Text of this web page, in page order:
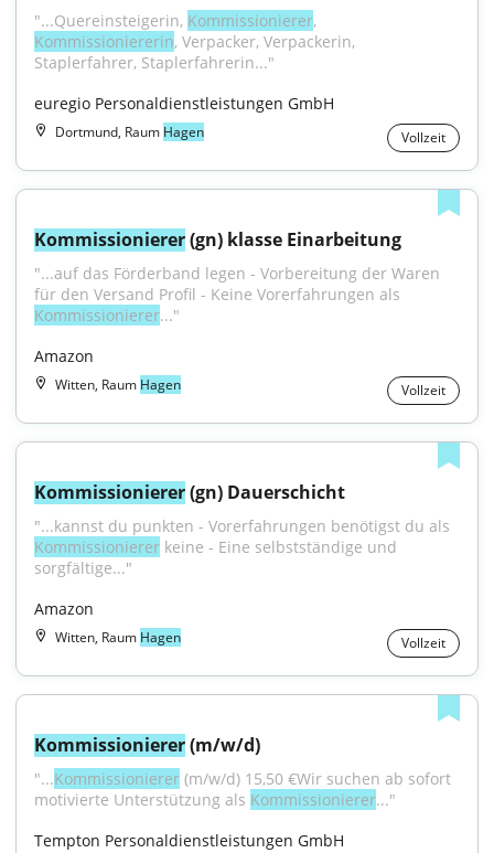
"...Quereinsteigerin, Kommissionierer
Kommissioniererin, Verpacker, Verpackerin,
Staplerfahrer, Staplerfahrerin..."
euregio Personaldienstleistungen GmbH
Dortmund, Raum Hagen Vollzeit
Kommissionierer (gn) klasse Einarbeitung
"...auf das Förderband legen - Vorbereitung der Waren
Kommissionierer..."
Amazon
Witten, Raum Hagen Vollzeit
Kommissionierer (gn) Dauerschicht
Kommissionierer keine - Eine selbstständige und
sorgfältige..."
Amazon
Witten, Raum Hagen Vollzeit
Kommissionierer (m/w/d)
"...Kommissionierer (m/w/d) 15,50 €Wir suchen ab sofort
motivierte Unterstützung als Kommissionierer..."
Tempton Personaldienstleistungen GmbH